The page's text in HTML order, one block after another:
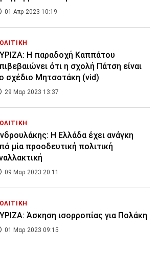
01 Απρ 2023 10:19
Η παραδοχή Καππάτου
ότι η σχολή Πάτση είναι
σχέδιο Μητσοτάκη (vid)
29 Μαρ 2023 13:37
Η Ελλάδα έχει ανάγκη
μία προοδευτική πολιτική
09 Μαρ 2023 20:11
Άσκηση ισορροπίας για Πολάκη
01 Μαρ 2023 09:15